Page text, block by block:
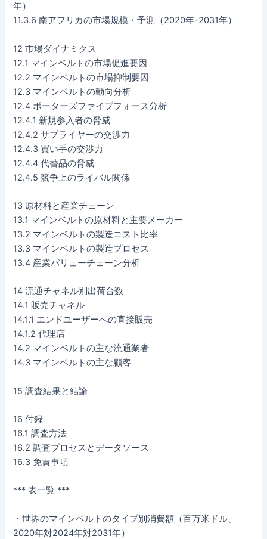
年）
11.3.6 南アフリカの市場規模・予測（2020年-2031年）
12 市場ダイナミクス
12.1 マインベルトの市場促進要因
12.2 マインベルトの市場抑制要因
12.3 マインベルトの動向分析
12.4 ポーターズファイブフォース分析
12.4.1 新規参入者の脅威
12.4.2 サプライヤーの交渉力
12.4.3 買い手の交渉力
12.4.4 代替品の脅威
12.4.5 競争上のライバル関係
13 原材料と産業チェーン
13.1 マインベルトの原材料と主要メーカー
13.2 マインベルトの製造コスト比率
13.3 マインベルトの製造プロセス
13.4 産業バリューチェーン分析
14 流通チャネル別出荷台数
14.1 販売チャネル
14.1.1 エンドユーザーへの直接販売
14.1.2 代理店
14.2 マインベルトの主な流通業者
14.3 マインベルトの主な顧客
15 調査結果と結論
16 付録
16.1 調査方法
16.2 調査プロセスとデータソース
16.3 免責事項
*** 表一覧 ***
・世界のマインベルトのタイプ別消費額（百万米ドル、
2020年対2024年対2031年）